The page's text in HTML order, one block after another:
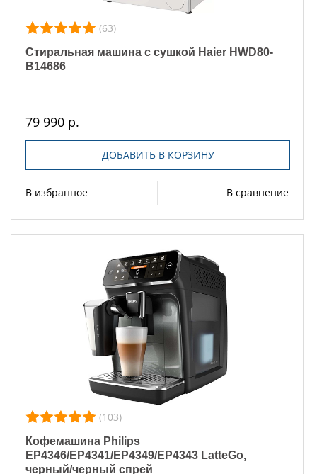
(63)
Стиральная машина с сушкой Haier HWD80-
B14686
79 990 р.
ДОБАВИТЬ В КОРЗИНУ
В избранное В сравнение
(103)
Кофемашина Philips
EP4346/EP4341/EP4349/EP4343 LatteGo,
черный/черный спрей